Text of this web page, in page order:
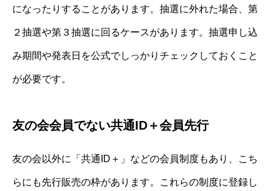
になったりすることがあります。抽選に外れた場合、第
２抽選や第３抽選に回るケースがあります。抽選申し込
み期間や発表日を公式でしっかりチェックしておくこと
が必要です。
友の会会員でない共通ID＋会員先行
友の会以外に「共通ID＋」などの会員制度もあり、こち
らにも先行販売の枠があります。これらの制度に登録し